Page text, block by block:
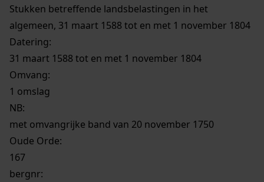
Stukken betreffende landsbelastingen in het
algemeen, 31 maart 1588 tot en met 1 november 1804
Datering:
31 maart 1588 tot en met 1 november 1804
Omvang:
1 omslag
NB:
met omvangrijke band van 20 november 1750
Oude Orde:
167
bergnr: